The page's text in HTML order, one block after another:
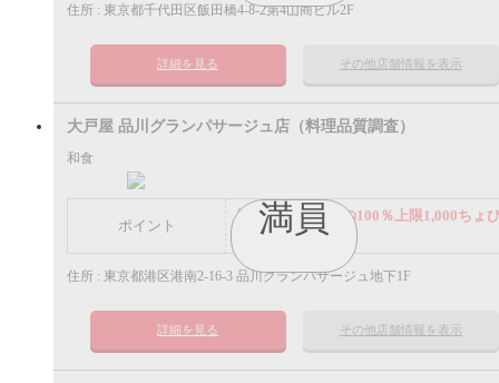
住所 : 東京都千代田区飯田橋4-8-2第4山商ビル2F
詳細を見る その他店舗情報を表示
満員
大戸屋 品川グランパサージュ店（料理品質調査）
和食
ポイント
謝礼： 飲食代金の100％上限1,000ちょ
ポイント
住所 : 東京都港区港南2-16-3 品川グランパサージュ地下1F
詳細を見る その他店舗情報を表示